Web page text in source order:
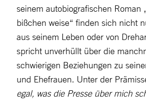
seinem autobiografischen
bißchen weise“ finden sich nicht
aus seinem Leben oder von
spricht unverhüllt über die
schwierigen Beziehungen zu
und Ehefrauen. Unter der
egal, was die Presse über mich